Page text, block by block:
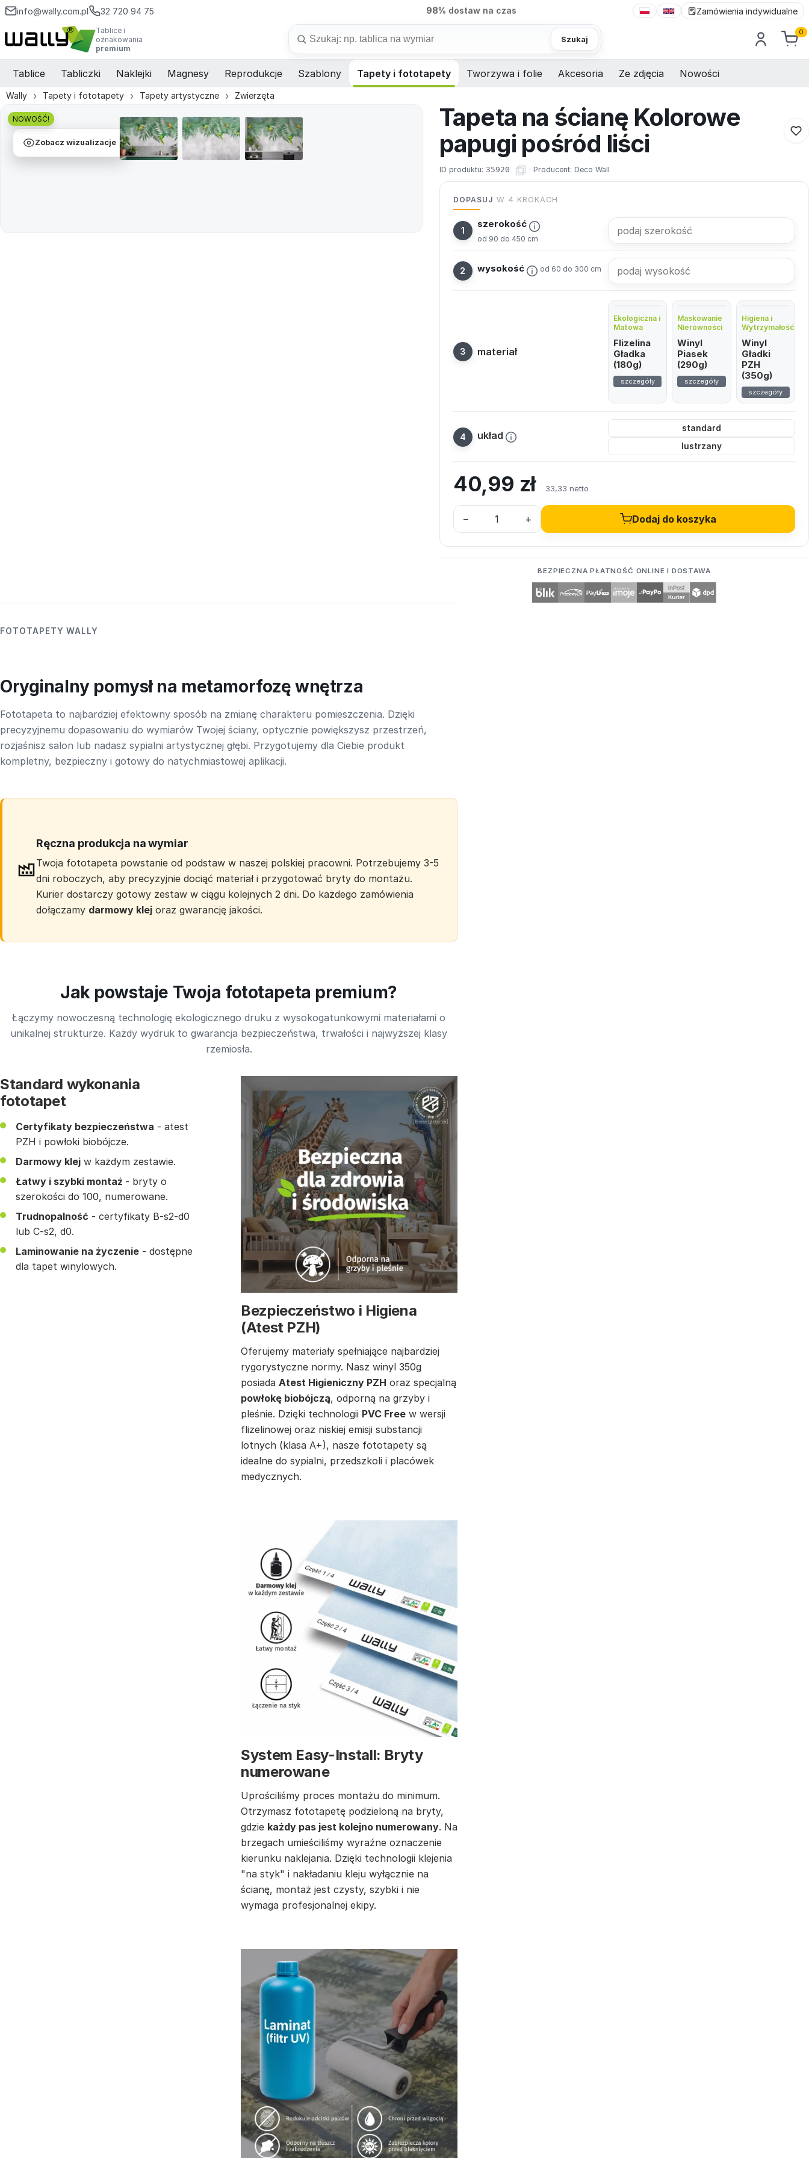
info@wally.com.pl 32 720 94 75 7 dniprodukcja na wymiar Zamówienia indywidualne
Tablice i
oznakowania
premium
Szukaj
0
Tablice Tabliczki Naklejki Magnesy Reprodukcje Szablony Tapety i fototapety Tworzywa i folie Akcesoria Ze zdjęcia Nowości
Wally Tapety i fototapety Tapety artystyczne Zwierzęta
NOWOŚĆ!
Zobacz wizualizacje
Tapeta na ścianę Kolorowe
papugi pośród liści
ID produktu: 35920 · Producent: Deco Wall
DOPASUJ W 4 KROKACH
szerokość
od 90 do 450 cm
wysokość od 60 do 300 cm
materiał
Ekologiczna i
Matowa
Flizelina
Gładka
(180g)
szczegóły
Maskowanie
Nierówności
Winyl
Piasek
(290g)
szczegóły
Higiena i
Wytrzymałość
Winyl
Gładki
PZH
(350g)
szczegóły
układ
standard
lustrzany
40,99 zł 33,33 netto
– + Dodaj do koszyka
BEZPIECZNA PŁATNOŚĆ ONLINE I DOSTAWA
FOTOTAPETY WALLY
Oryginalny pomysł na metamorfozę wnętrza
Fototapeta to najbardziej efektowny sposób na zmianę charakteru pomieszczenia. Dzięki
precyzyjnemu dopasowaniu do wymiarów Twojej ściany, optycznie powiększysz przestrzeń,
rozjaśnisz salon lub nadasz sypialni artystycznej głębi. Przygotujemy dla Ciebie produkt
kompletny, bezpieczny i gotowy do natychmiastowej aplikacji.
Ręczna produkcja na wymiar
Twoja fototapeta powstanie od podstaw w naszej polskiej pracowni. Potrzebujemy 3-5
dni roboczych, aby precyzyjnie dociąć materiał i przygotować bryty do montażu.
Kurier dostarczy gotowy zestaw w ciągu kolejnych 2 dni. Do każdego zamówienia
dołączamy darmowy klej oraz gwarancję jakości.
Jak powstaje Twoja fototapeta premium?
Łączymy nowoczesną technologię ekologicznego druku z wysokogatunkowymi materiałami o
unikalnej strukturze. Każdy wydruk to gwarancja bezpieczeństwa, trwałości i najwyższej klasy
rzemiosła.
Standard wykonania
fototapet
Certyfikaty bezpieczeństwa - atest
PZH i powłoki biobójcze.
Darmowy klej w każdym zestawie.
Łatwy i szybki montaż - bryty o
szerokości do 100, numerowane.
Trudnopalność - certyfikaty B-s2-d0
lub C-s2, d0.
Laminowanie na życzenie - dostępne
dla tapet winylowych.
Bezpieczeństwo i Higiena
(Atest PZH)
Oferujemy materiały spełniające najbardziej
rygorystyczne normy. Nasz winyl 350g
posiada Atest Higieniczny PZH oraz specjalną
powłokę biobójczą, odporną na grzyby i
pleśnie. Dzięki technologii PVC Free w wersji
flizelinowej oraz niskiej emisji substancji
lotnych (klasa A+), nasze fototapety są
idealne do sypialni, przedszkoli i placówek
medycznych.
System Easy-Install: Bryty
numerowane
Uprościliśmy proces montażu do minimum.
Otrzymasz fototapetę podzieloną na bryty,
gdzie każdy pas jest kolejno numerowany. Na
brzegach umieściliśmy wyraźne oznaczenie
kierunku naklejania. Dzięki technologii klejenia
"na styk" i nakładaniu kleju wyłącznie na
ścianę, montaż jest czysty, szybki i nie
wymaga profesjonalnej ekipy.